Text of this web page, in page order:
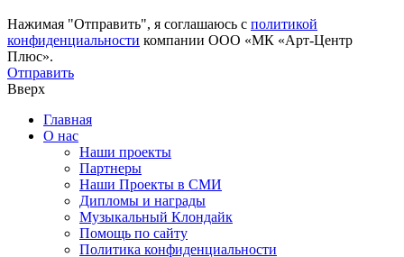
Нажимая "Отправить", я соглашаюсь с политикой
конфиденциальности компании ООО «МК «Арт-Центр
Плюс».
Отправить
Вверх
Главная
О нас
Наши проекты
Партнеры
Наши Проекты в СМИ
Дипломы и награды
Музыкальный Клондайк
Помощь по сайту
Политика конфиденциальности